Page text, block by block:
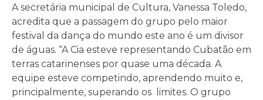
A secretária municipal de Cultura, Vanessa Toledo,
acredita que a passagem do grupo pelo maior
festival da dança do mundo este ano é um divisor
de águas. “A Cia esteve representando Cubatão em
terras catarinenses por quase uma década. A
equipe esteve competindo, aprendendo muito e,
principalmente, superando os limites. O grupo